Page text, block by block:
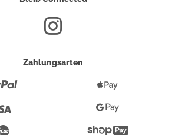
Zahlungsarten
Pay
Google
Pay